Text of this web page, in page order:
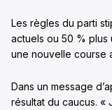
Les règles du parti
actuels ou 50 %
une nouvelle course
Dans un message
résultat du caucus.